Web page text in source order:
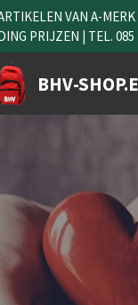
BHV-
VAN A-
PRIJZEN | TEL. 085